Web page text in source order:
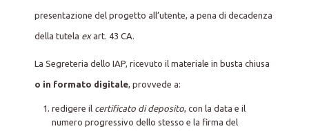
presentazione del progetto all’utente, a pena di decadenza
della tutela exart. 43 CA.
La Segreteria dello IAP, ricevuto il materiale in busta chiusa
o in formato digitale, provvede a:
redigere il certificato di deposito, con la data e il
numero progressivo dello stesso e la firma del